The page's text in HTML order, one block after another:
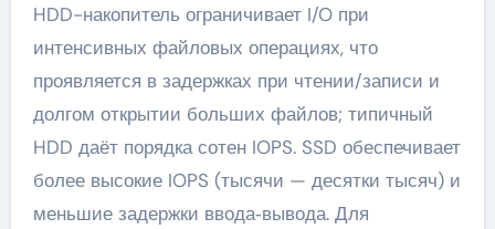
HDD-накопитель ограничивает I/O при
интенсивных файловых операциях, что
проявляется в задержках при чтении/записи и
долгом открытии больших файлов; типичный
HDD даёт порядка сотен IOPS. SSD обеспечивает
более высокие IOPS (тысячи — десятки тысяч) и
меньшие задержки ввода‑вывода. Для